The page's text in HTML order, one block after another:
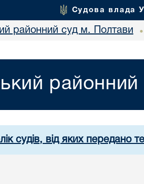
Судова влада
районний суд м. Полтави •
судів, від яких передано